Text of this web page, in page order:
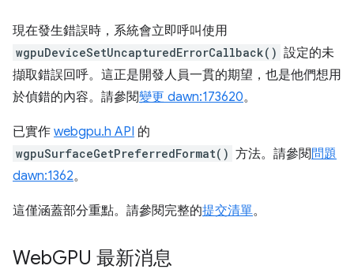
現在發生錯誤時，系統會立即呼叫使用
wgpuDeviceSetUncapturedErrorCallback() 設定的未
擷取錯誤回呼。這正是開發人員一貫的期望，也是他們想用
於偵錯的內容。請參閱變更 dawn:173620。
已實作 webgpu.h API 的
wgpuSurfaceGetPreferredFormat() 方法。請參閱 問題
dawn:1362。
這僅涵蓋部分重點。請參閱完整的提交清單。
WebGPU 最新消息